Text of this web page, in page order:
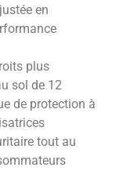
en
plus
sol de 12
de protection à
tout au